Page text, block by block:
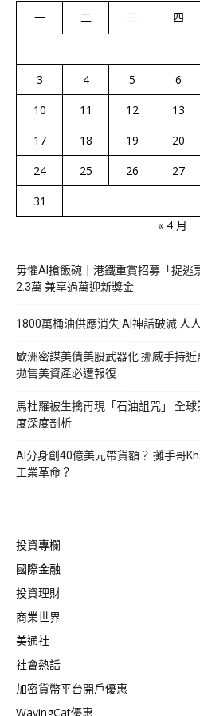
一 二 三 四
3
4 5 6
10
11 12 13
17
18 19 20
24
25 26 27
31
« 4 月
毋懼AI搶飯碗｜港鐵重賞招募「捉逃
2.3萬 兼享過萬迎新獎金
1800萬桶油供應消失 AI神話破滅 人
歐洲密謀美債美股武器化 挪威手持近
拋售美資產必遭報復
馬杜羅被生擒再現「石油詛咒」 全
度深度剖析
AI分身創40億美元帶貨額？ 攤手哥
工業革命？
投資專欄
國際金融
投資理財
商業世界
美通社
社會熱話
加密貨幣平台開戶優惠
WavingCat優惠